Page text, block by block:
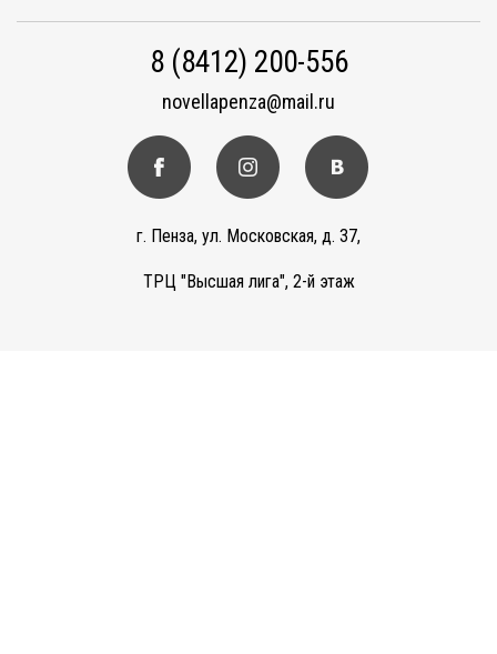
8 (8412) 200-556
novellapenza@mail.ru
г. Пенза, ул. Московская, д. 37,
ТРЦ "Высшая лига", 2-й этаж